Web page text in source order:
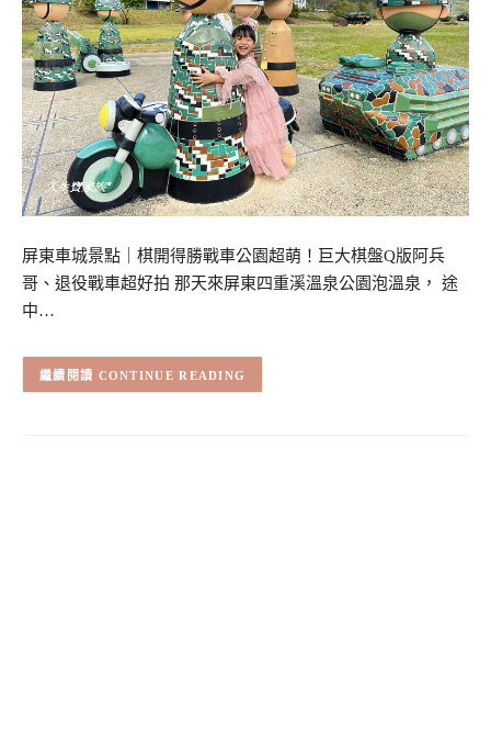
屏東車城景點｜棋開得勝戰車公園超萌！巨大棋盤Q版阿兵
哥、退役戰車超好拍 那天來屏東四重溪溫泉公園泡溫泉， 途
中…
CONTINUE READING